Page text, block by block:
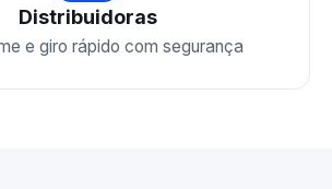
Distribuidoras
e giro rápido com segurança